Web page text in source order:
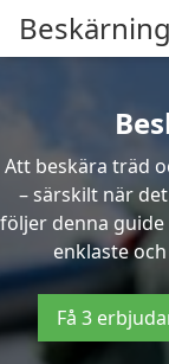
Att beskära träd
– särskilt när
följer denna
enklaste
Få 3